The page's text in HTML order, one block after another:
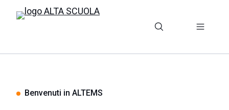
Benvenuti in ALTEMS